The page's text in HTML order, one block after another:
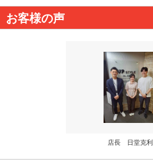
お客様の声
店長 日堂克利